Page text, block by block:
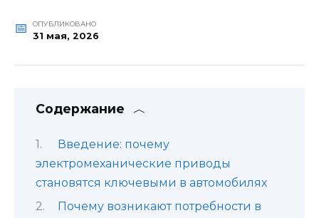
ОПУБЛИКОВАНО
31 мая, 2026
Содержание
Введение: почему
электромеханические приводы
становятся ключевыми в автомобилях
Почему возникают потребности в